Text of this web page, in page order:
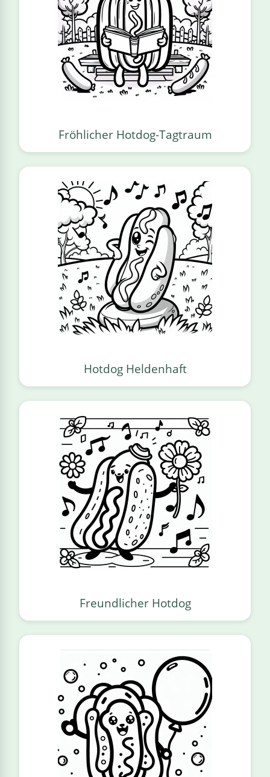
Fröhlicher Hotdog-Tagtraum
Hotdog Heldenhaft
Freundlicher Hotdog